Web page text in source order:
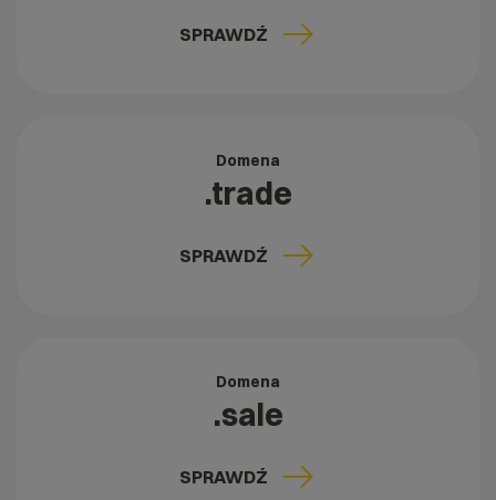
SPRAWDŹ
Domena
.trade
SPRAWDŹ
Domena
.sale
SPRAWDŹ